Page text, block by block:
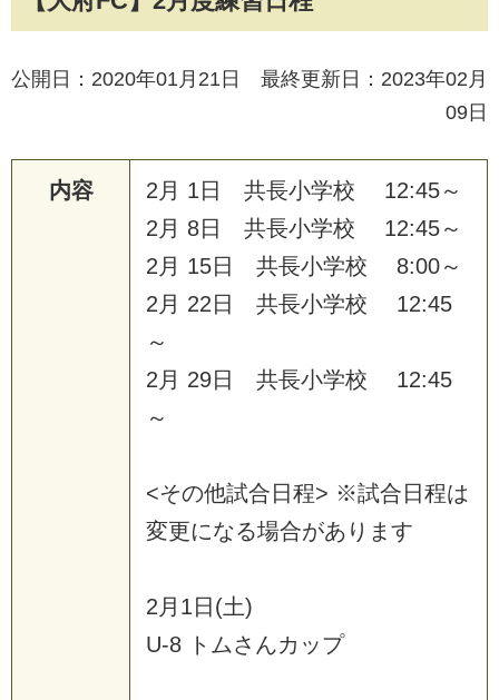
公開日：2020年01月21日 最終更新日：2023年02月
09日
内容 2 月 1 日 共長小学校 12:45～
2 月 8日 共長小学校 12:45～
2 月 15日 共長小学校 8:00～
2 月 22 日 共長小学校 12:45
～
2 月 29日 共長小学校 12:45
～
<その他試合 日 程> ※試合 日 程は
変更になる場合があ り ま す
2 月 1 日 (土)
U-8 ト ムさ んカ ップ